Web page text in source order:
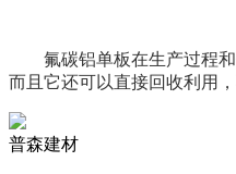
氟碳铝单板在生产过程和
而且它还可以直接回收利用，
普森建材